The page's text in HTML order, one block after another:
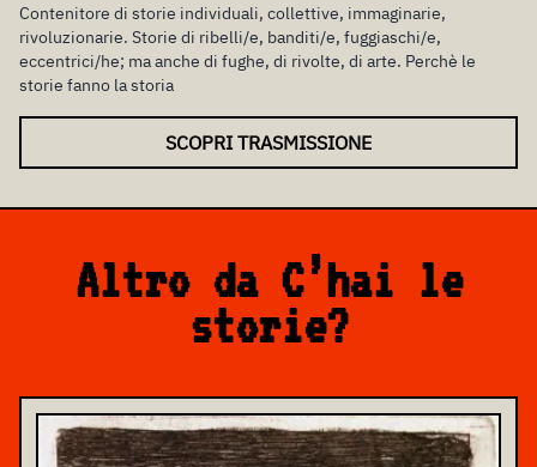
Contenitore di storie individuali, collettive, immaginarie,
rivoluzionarie. Storie di ribelli/e, banditi/e, fuggiaschi/e,
eccentrici/he; ma anche di fughe, di rivolte, di arte. Perchè le
storie fanno la storia
SCOPRI TRASMISSIONE
Altro da C’hai le
storie?